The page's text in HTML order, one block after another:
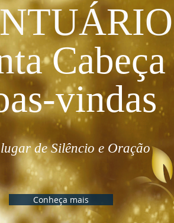
Cabeça
vindas
Conheça mais
de Silêncio e Oração